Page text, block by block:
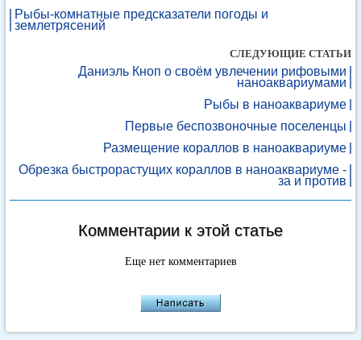
Рыбы-комнатные предсказатели погоды и
землетрясений
СЛЕДУЮЩИЕ СТАТЬИ
Даниэль Кноп о своём увлечении рифовыми
наноаквариумами
Рыбы в наноаквариуме
Первые беспозвоночные поселенцы
Размещение кораллов в наноаквариуме
Обрезка быстрорастущих кораллов в наноаквариуме -
за и против
Комментарии к этой статье
Еще нет комментариев